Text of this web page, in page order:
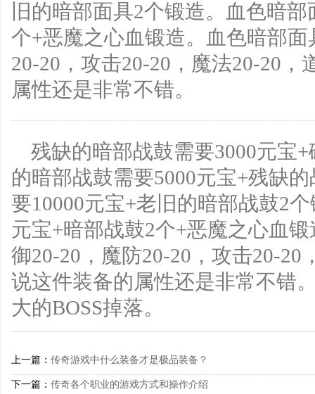
旧的暗部面具2个锻造。血色暗
个+恶魔之心血锻造。血色暗部
20-20，攻击20-20，魔法20-20
属性还是非常不错。
残缺的暗部战鼓需要3000元宝
的暗部战鼓需要5000元宝+残缺
要10000元宝+老旧的暗部战鼓2
元宝+暗部战鼓2个+恶魔之心血
御20-20，魔防20-20，攻击20-20
说这件装备的属性还是非常不错
大的BOSS掉落。
上一篇： 传奇游戏中什么装备才是极品装备？
下一篇： 传奇各个职业的游戏方式和操作介绍